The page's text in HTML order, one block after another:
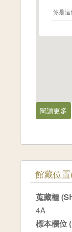
你是這
閱讀更多
隱藏
館藏位
蒐藏櫃
4A
標本欄位